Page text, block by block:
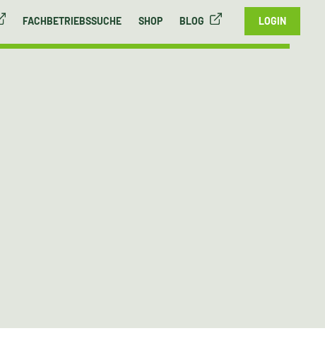
FACHBETRIEBSSUCHE SHOP BLOG LOGIN